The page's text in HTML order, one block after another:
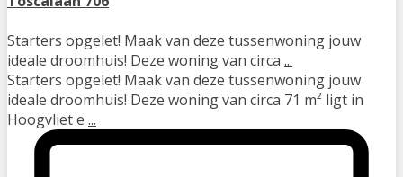
Starters opgelet! Maak van deze tussenwoning jouw
ideale droomhuis! Deze woning van circa ...
Starters opgelet! Maak van deze tussenwoning jouw
ideale droomhuis! Deze woning van circa 71 m² ligt in
Hoogvliet e ...